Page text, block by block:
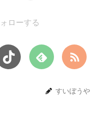
ローする
すいぼうや